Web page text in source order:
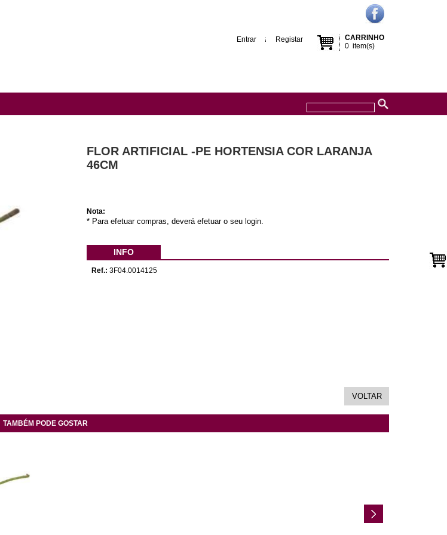
CARRINHO
0 item(s)
Entrar Registar
FLOR ARTIFICIAL -PE HORTENSIA COR LARANJA
46CM
Nota:
* Para efetuar compras, deverá efetuar o seu login.
INFO
Ref.: 3F04.0014125
TAMBÉM PODE GOSTAR